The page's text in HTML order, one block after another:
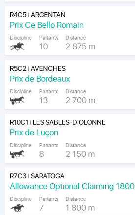
R4C5|ARGENTAN
Prix Ce Bello Romain
Discipline Partants
10
Distance
2 875 m
R5C2|AVENCHES
Prix de Bordeaux
Discipline Partants
13
Distance
2 700 m
R10C1 | LES SABLES-D'OLONNE
Prix de Luçon
Discipline Partants
8
Distance
2 150 m
R7C3|SARATOGA
Allowance Optional Claiming 1800
Discipline Partants
7
Distance
1 800 m